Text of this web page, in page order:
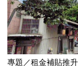
專題／租金補貼推